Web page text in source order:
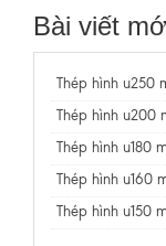
Bài viết
Thép hình u250
Thép hình u200
Thép hình u180
Thép hình u160
Thép hình u150